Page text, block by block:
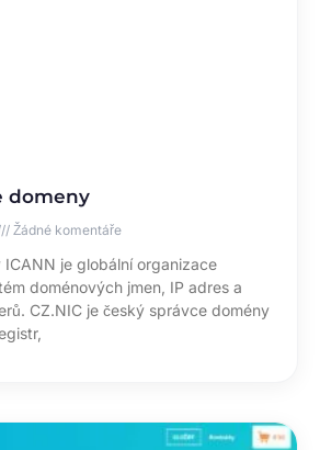
domeny
Žádné komentáře
je globální organizace
doménových jmen, IP adres a
CZ.NIC je český správce domény